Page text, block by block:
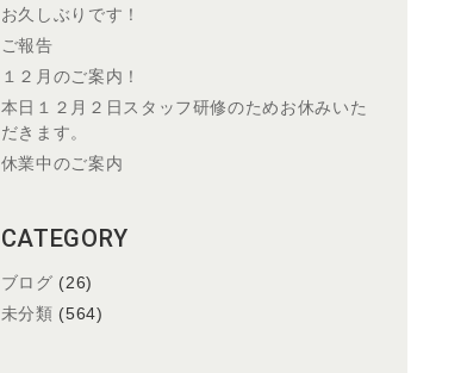
お久しぶりです！
ご報告
１２月のご案内！
本日１２月２日スタッフ研修のためお休みいた
だきます。
休業中のご案内
CATEGORY
ブログ (26)
未分類 (564)